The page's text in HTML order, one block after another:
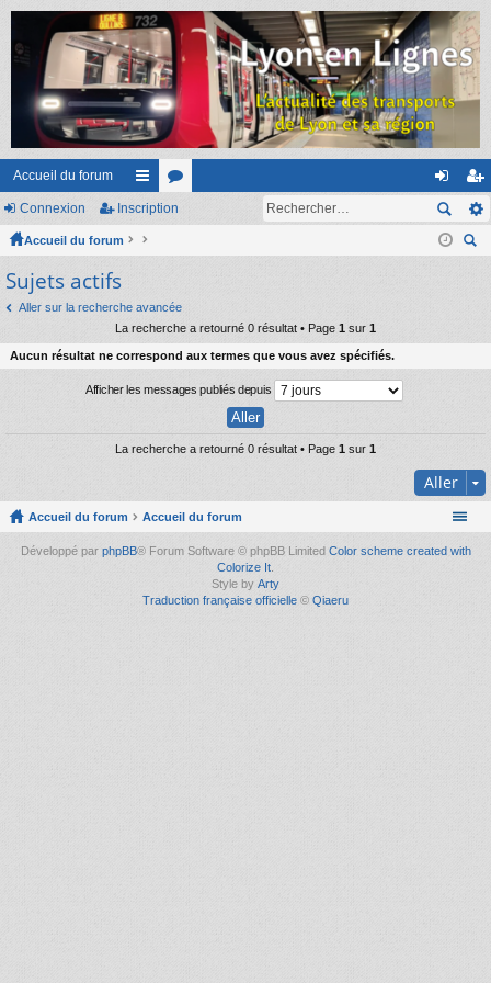
Accueil du forum
ac
co
ci
s
or
s
on
ne
ns
cri
Connexion Inscription
Accueil du forum
Sujets actifs
Aller sur la recherche avancée
La recherche a retourné 0 résultat • Page 1 sur 1
Aucun résultat ne correspond aux termes que vous avez spécifiés.
Afficher les messages publiés depuis
La recherche a retourné 0 résultat • Page 1 sur 1
Aller
Accueil du forum Accueil du forum
Développé par phpBB® Forum Software © phpBB Limited Color scheme created with
Colorize It
Style by Arty
Traduction française officielle © Qiaeru